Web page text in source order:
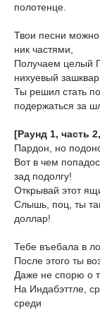
полотенце.
Твои песни
ник частями,
Получаем целый
нихуевый
Ты решил стать
подержаться за
[Раунд 1, часть
Пардон, но
Вот в чем
зад подолгу!
Открывай этот
Слышь, поц, ты
доллар!
Тебе въебала в
После этого ты
Даже не спорю о
На Индабэттле,
среди